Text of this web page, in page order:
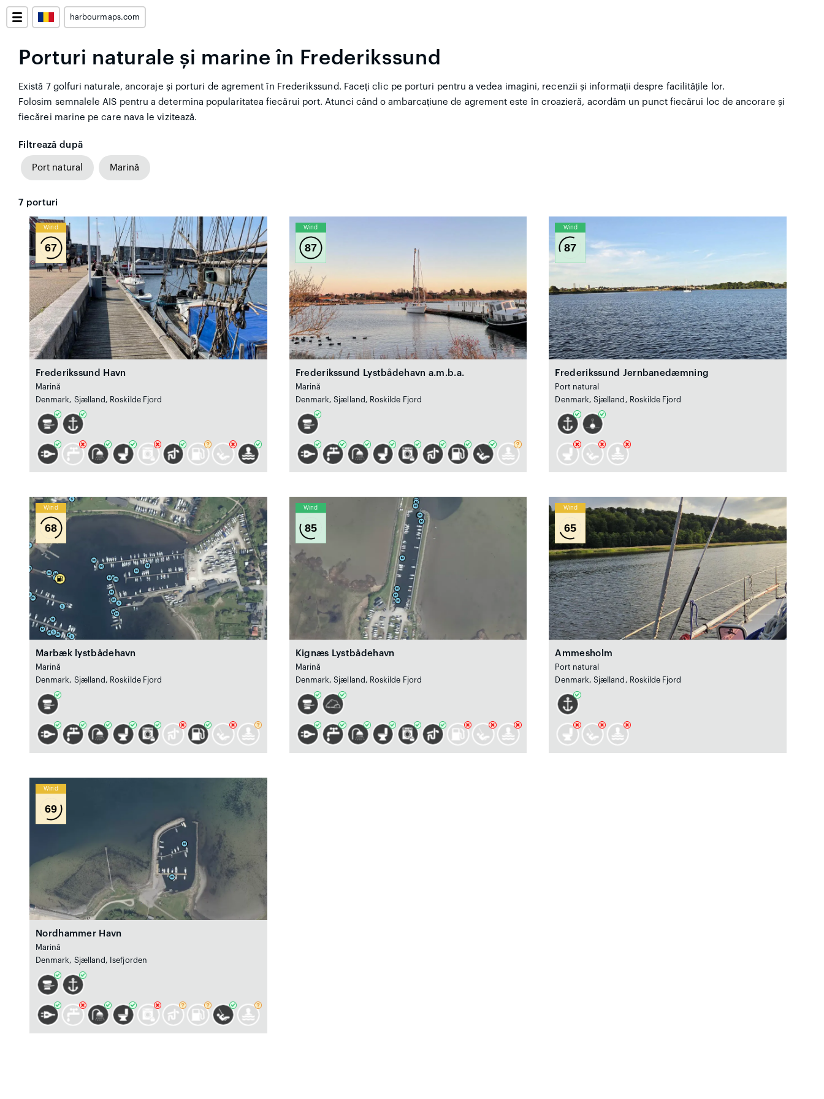
harbourmaps.com
Porturi naturale și marine în Frederikssund
Există 7 golfuri naturale, ancoraje și porturi de agrement în Frederikssund. Faceți clic pe porturi pentru a vedea imagini, recenzii și informații despre facilitățile lor.
Folosim semnalele AIS pentru a determina popularitatea fiecărui port. Atunci când o ambarcațiune de agrement este în croazieră, acordăm un punct fiecărui loc de ancorare și
fiecărei marine pe care nava le vizitează.
Filtrează după
Port natural Marină
7 porturi
Wind
67
Frederikssund Havn
Marină
Denmark, Sjælland, Roskilde Fjord
Wind
87
Frederikssund Lystbådehavn a.m.b.a.
Marină
Denmark, Sjælland, Roskilde Fjord
Wind
87
Frederikssund Jernbanedæmning
Port natural
Denmark, Sjælland, Roskilde Fjord
Wind
68
Marbæk lystbådehavn
Marină
Denmark, Sjælland, Roskilde Fjord
Wind
85
Kignæs Lystbådehavn
Marină
Denmark, Sjælland, Roskilde Fjord
Wind
65
Ammesholm
Port natural
Denmark, Sjælland, Roskilde Fjord
Wind
69
Nordhammer Havn
Marină
Denmark, Sjælland, Isefjorden